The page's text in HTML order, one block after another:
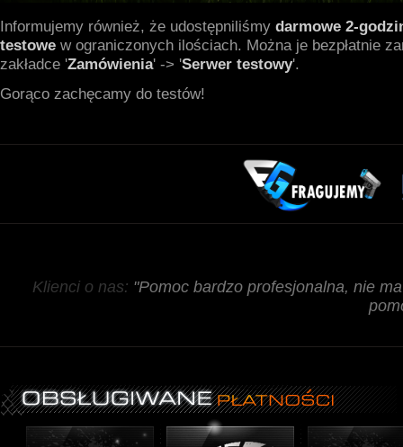
Informujemy również, że udostępniliśmy darmowe 2-
testowe w ograniczonych ilościach. Można je bezpłatnie
zakładce 'Zamówienia' -> 'Serwer testowy'.
Gorąco zachęcamy do testów!
Klienci o nas: "Pomoc bardzo profesjonalna, nie